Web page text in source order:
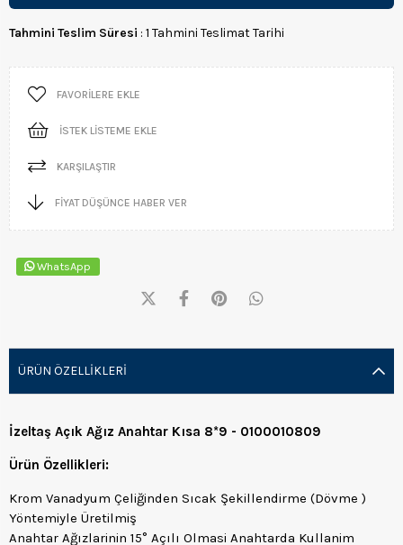
Tahmini Teslim Süresi : 1 Tahmini Teslimat Tarihi
FAVORILERE EKLE
İSTEK LISTEME EKLE
KARŞILAŞTIR
FIYAT DÜŞÜNCE HABER VER
WhatsApp
ÜRÜN ÖZELLIKLERI
İzeltaş Açık Ağız Anahtar Kısa 8*9 - 0100010809
Ürün Özellikleri:
Krom Vanadyum Çeliğinden Sıcak Şekillendirme (Dövme )
Yöntemiyle Üretilmiş
Anahtar Ağızlarinin 15° Açılı Olmasi Anahtarda Kullanim